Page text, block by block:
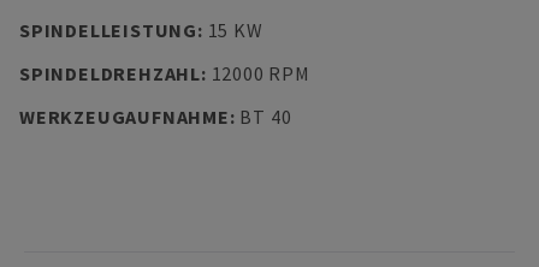
SPINDELLEISTUNG: 15 KW
SPINDELDREHZAHL: 12000 RPM
WERKZEUGAUFNAHME: BT 40